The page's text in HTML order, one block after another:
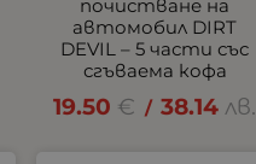
почистване на
автомобил DIRT
DEVIL – 5 части със
сгъваема кофа
19.50 € / 38.14 лв.